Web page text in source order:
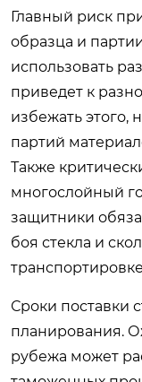
Главный риск
образца и
использовать
приведет к
избежать этого,
партий
Также
многослойный
защитники
боя стекла и
Сроки поставки
планирования.
рубежа может